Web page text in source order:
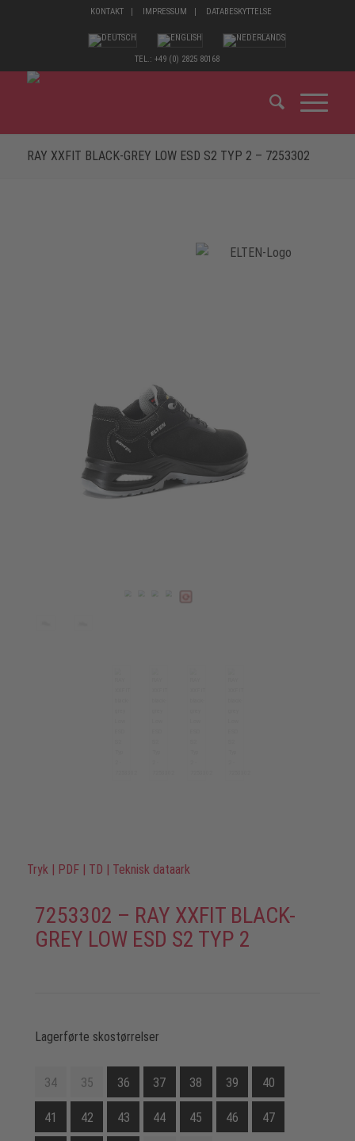
KONTAKT IMPRESSUM DATABESKYTTELSE
TEL.: +49 (0) 2825 80168
RAY XXFIT BLACK-GREY LOW ESD S2 TYP 2 – 7253302
Tryk | PDF | TD | Teknisk dataark
7253302 – RAY XXFIT BLACK-
GREY LOW ESD S2 TYP 2
Lagerførte skostørrelser
34 35 36 37 38 39 40
41 42 43 44 45 46 47